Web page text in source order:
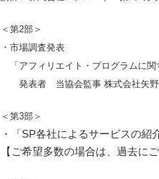
＜第2部＞
・市場調査発表
「アフィリエイト・プログラムに関
発表者 当協会監事 株式会社矢野
＜第3部＞
・「SP各社によるサービスの紹
【ご希望多数の場合は、過去に